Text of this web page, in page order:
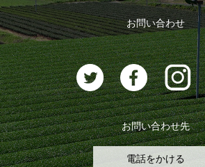
お茶に合うスイーツ
ログアウト
お問い合わせ
お問い合わせ先
電話をかける